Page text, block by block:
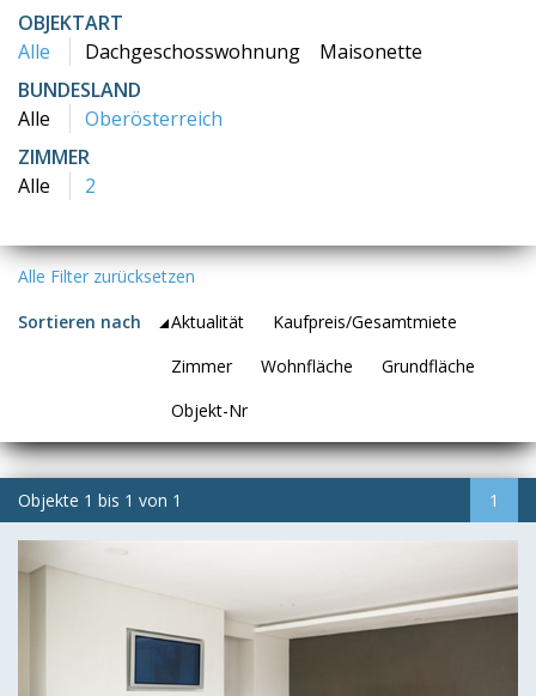
OBJEKTART
Alle
Dachgeschosswohnung
Maisonette
BUNDESLAND
Alle
Oberösterreich
ZIMMER
Alle
2
Alle Filter zurücksetzen
Sortieren nach
Aktualität
Kaufpreis/Gesamtmiete
Zimmer
Wohnfläche
Grundfläche
Objekt-Nr
Objekte 1 bis 1 von 1 1